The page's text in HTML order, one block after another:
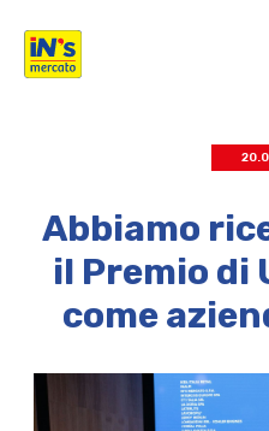
iN's Mercato
Abbiamo
il Premio di
come